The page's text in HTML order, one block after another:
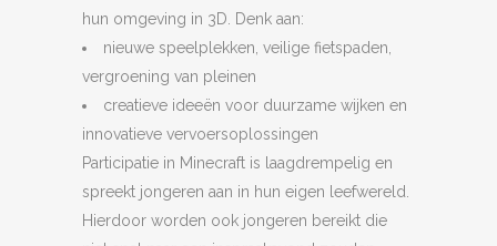
hun omgeving in 3D. Denk aan:
nieuwe speelplekken, veilige fietspaden,
vergroening van pleinen
creatieve ideeën voor duurzame wijken en
innovatieve vervoersoplossingen
Participatie in Minecraft is laagdrempelig en
spreekt jongeren aan in hun eigen leefwereld.
Hierdoor worden ook jongeren bereikt die